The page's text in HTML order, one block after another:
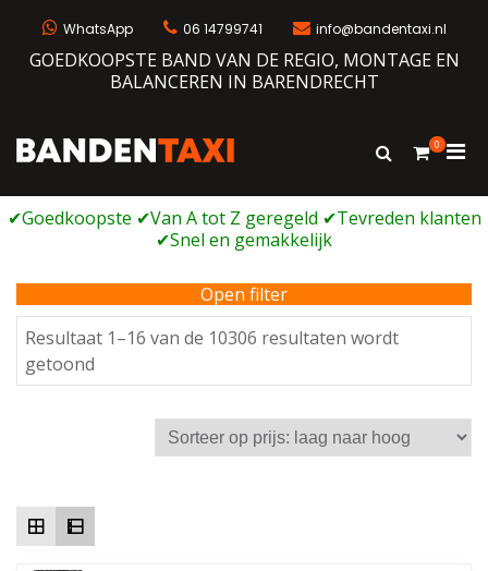
WhatsApp 06 14799741 info@bandentaxi.nl
GOEDKOOPSTE BAND VAN DE REGIO, MONTAGE EN
BALANCEREN IN BARENDRECHT
Bandengarage met eigen webshop
Toon
0
voor
Open filter
Resultaat 1–16 van de 10306 resultaten wordt
getoond
op